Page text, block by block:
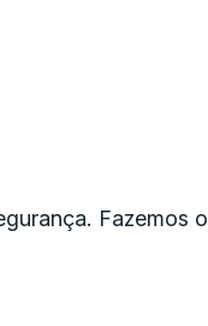
Fazemos